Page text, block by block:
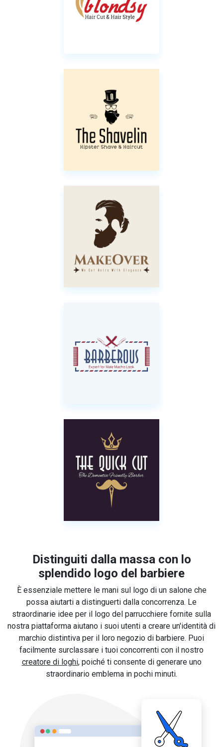
Distinguiti dalla massa con lo
splendido logo del barbiere
È essenziale mettere le mani sul logo di un salone che
possa aiutarti a distinguerti dalla concorrenza. Le
straordinarie idee per il logo del parrucchiere fornite sulla
nostra piattaforma aiutano i suoi utenti a creare un'identità di
marchio distintiva per il loro negozio di barbiere. Puoi
facilmente surclassare i tuoi concorrenti con il nostro
creatore di loghi, poiché ti consente di generare uno
straordinario emblema in pochi minuti.